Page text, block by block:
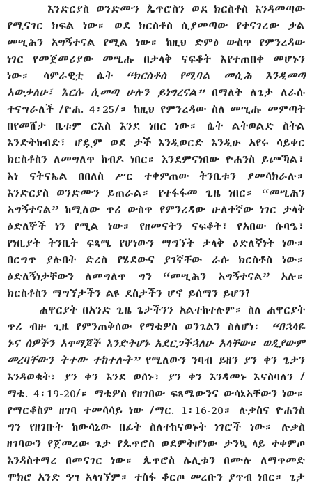
እንድርያስ ወንድሙን ጴጥሮስን ወደ ክርስቶስ እንዳመጣው
የሚናገር ክፍል ነው። ወደ ክርስቶስ ሲያመጣው የተናገረው ቃል
መሢሕን አግኝተናል የሚል ነው። ከዚህ ድምፅ ውስጥ የምንረዳው
ነገር የመጀመሪያው መሢሑ በታላቅ ናፍቆት እየተጠበቀ መሆኑን
ነው። ሳምራዊቷ ሴት “ክርስቶስ የሚባል መሲሕ እንዲመጣ
አውቃለሁ፤ እርሱ ሲመጣ ሁሉን ይነግረናል” በማለት ለጌታ ለራሱ
ተናግራለች /ዮሐ. 4፡25/። ከዚህ የምንረዳው ስለ መሢሑ መምጣት
በየመሸታ ቤቱም ርእስ እንደ ነበር ነው። ሴት ልትወልድ ስትል
እንድትከብድ፣ ሆዷም ወደ ታች እንዲወርድ እንዲሁ አየሩ ሳይቀር
ክርስቶስን ለመግለጥ ከብዶ ነበር። እንደምናነበው ዮሐንስ ይጮኻል፣
እነ ናትናኤል በበለስ ሥር ተቀምጠው ትንቢቱን ያመሳክራሉ።
እንድርያስ ወንድሙን ይጠራል። የተፋፋመ ጊዜ ነበር። “መሢሕን
አግኝተናል” ከሚለው ጥሪ ውስጥ የምንረዳው ሁለተኛው ነገር ታላቅ
ዕድለኞች ነን የሚል ነው። የዘመናትን ናፍቆት፣ የአበው ሱባዔ፣
የነቢያት ትንቢት ፍጻሜ የሆነውን ማግኘት ታላቅ ዕድለኛነት ነው።
በርግጥ ያሉበት ድረስ የሄደውና ያገኛቸው ራሱ ክርስቶስ ነው።
ዕድለኝነታቸውን ለመግለጥ ግን “መሢሕን አግኝተናል” አሉ።
ክርስቶስን ማግኘታችን ልዩ ደስታችን ሆኖ ይሰማን ይሆን?
ሐዋርያት በአንድ ጊዜ ጌታችንን አልተከተሉም። ስለ ሐዋርያት
ጥሪ ብዙ ጊዜ የምንጠቅሰው የማቴዎስ ወንጌልን ስለሆነ፡- “በኋላዬ
ኑና ሰዎችን አጥማጆች እንድትሆኑ አደርጋችኋለሁ አላቸው። ወዲያውም
መረባቸውን ትተው ተከተሉት” የሚለውን ንባብ ይዘን ያን ቀን ጌታን
እንዳወቁት፣ ያን ቀን እንደ ወሰኑ፣ ያን ቀን እንዳመኑ እናስባለን /
ማቴ. 4፡19-20/። ማቴዎስ የዘገበው ፍጻሜውንና ውሳኔአቸውን ነው።
የማርቆስም ዘገባ ተመሳሳይ ነው /ማር. 1፡16-20። ሉቃስና ዮሐንስ
ግን የዘገቡት ከውሳኔው በፊት ስለተከናወኑት ነገሮች ነው። ሉቃስ
ዘገባውን የጀመረው ጌታ የጴጥሮስ ወደምትሆነው ታንኳ ላይ ተቀምጦ
እንዳስተማረ በመናገር ነው። ጴጥሮስ ሌሊቱን በሙሉ ለማጥመድ
ሞክሮ አንድ ዓሣ አላገኘም። ተስፋ ቆርጦ መረቡን ያጥብ ነበር። ጌታ